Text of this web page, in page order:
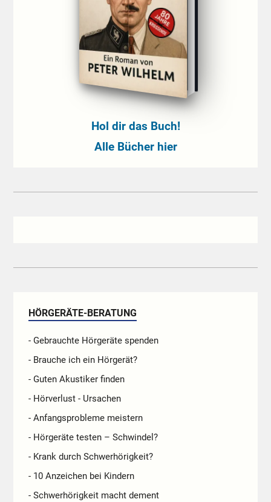
Hol dir das Buch!
Alle Bücher hier
HÖRGERÄTE-BERATUNG
- Gebrauchte Hörgeräte spenden
- Brauche ich ein Hörgerät?
- Guten Akustiker finden
- Hörverlust - Ursachen
- Anfangsprobleme meistern
- Hörgeräte testen – Schwindel?
- Krank durch Schwerhörigkeit?
- 10 Anzeichen bei Kindern
- Schwerhörigkeit macht dement